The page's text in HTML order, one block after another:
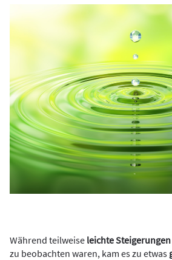
Während teilweise leichte
zu beobachten waren, kam es zu etwas